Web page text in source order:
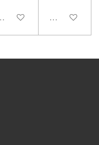
details Bekijk details